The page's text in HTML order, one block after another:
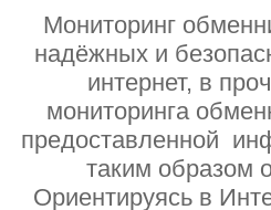
Мониторинг
надёжных и
интернет, в
мониторинга
предоставленной
таким образом
Ориентируясь в